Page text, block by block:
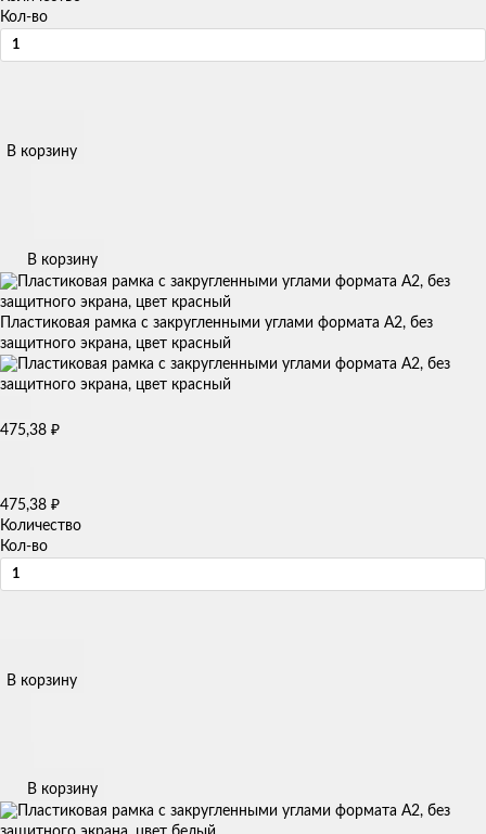
Кол-во
В корзину
В корзину
Пластиковая рамка с закругленными углами формата А2, без
защитного экрана, цвет красный
475,38 ₽
475,38 ₽
Количество
Кол-во
В корзину
В корзину